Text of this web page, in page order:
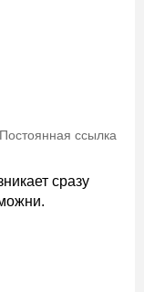
Постоянная ссылка
сразу